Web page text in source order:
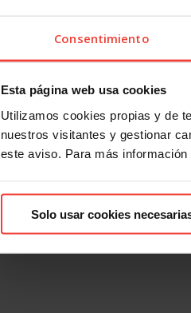
Consentimiento
Esta página web usa cookies
Utilizamos cookies propias y de
nuestros visitantes y gestionar
este aviso. Para más
Solo usar cookies